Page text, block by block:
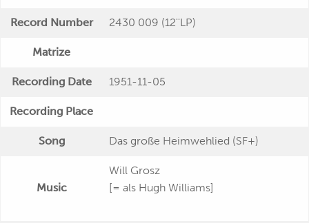
Record Number 2430 009 (12''LP)
Matrize
Recording Date 1951-11-05
Recording Place
Song Das große Heimwehlied (SF+)
Music
Will Grosz
[= als Hugh Williams]